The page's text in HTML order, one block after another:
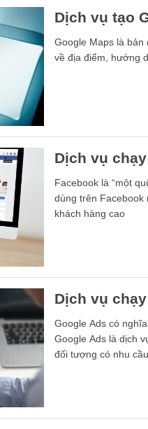
Dịch vụ tạo
Google Maps là
về địa điểm, hướng
Dịch vụ
Facebook là “một
dùng trên Facebook
khách hàng cao
Dịch vụ
Google Ads có
Google Ads là dịch
đối tượng có nhu